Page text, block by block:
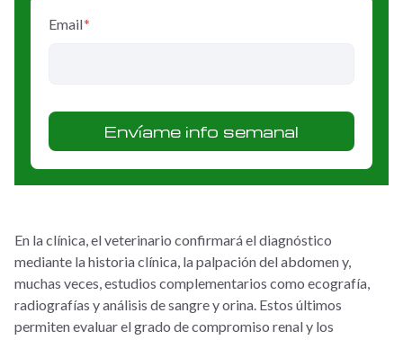
Email*
En la clínica, el veterinario confirmará el diagnóstico
mediante la historia clínica, la palpación del abdomen y,
muchas veces, estudios complementarios como ecografía,
radiografías y análisis de sangre y orina. Estos últimos
permiten evaluar el grado de compromiso renal y los